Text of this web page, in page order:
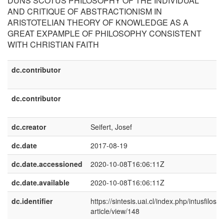
AND CRITIQUE OF ABSTRACTIONISM IN
ARISTOTELIAN THEORY OF KNOWLEDGE AS A
GREAT EXPAMPLE OF PHILOSOPHY CONSISTENT
WITH CHRISTIAN FAITH
dc.contributor
dc.contributor
dc.creator
Seifert, Josef
dc.date
2017-08-19
dc.date.accessioned
2020-10-08T16:06:11Z
dc.date.available
2020-10-08T16:06:11Z
dc.identifier
https://sintesis.uai.cl/index.php/
article/view/148